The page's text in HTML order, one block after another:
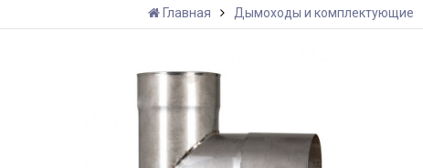
Главная Дымоходы и комплектующие